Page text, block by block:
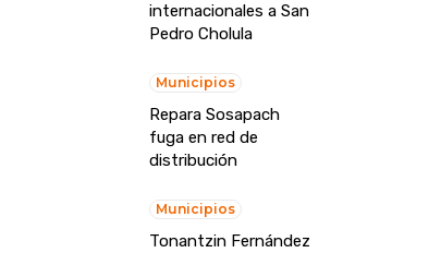
internacionales a San
Pedro Cholula
Municipios
Repara Sosapach
fuga en red de
distribución
Municipios
Tonantzin Fernández